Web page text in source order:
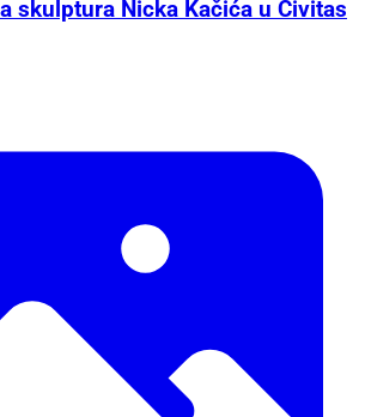
skulptura Nicka Kačića u Civitas